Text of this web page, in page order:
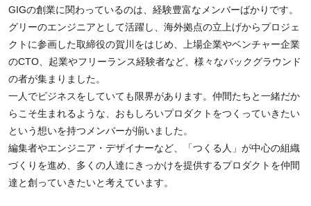
GIGの創業に関わっているのは、経験豊富なメンバーばかりです。
グリーのエンジニアとして活躍し、海外拠点の立上げからプロジェ
クトに参画した取締役の賀川をはじめ、上場企業やベンチャー企業
のCTO、起業やフリーランス経験者など、様々なバックグラウンド
の者が集まりました。
一人でビジネスをしていても限界があります。仲間たちと一緒だか
らこそ生まれるような、おもしろいプロダクトをつくっていきたい
という想いを持つメンバーが揃いました。
編集者やエンジニア・デザイナーなど、「つくる人」が中心の組織
づくりを進め、多くの人達にきっかけを提供するプロダクトを仲間
達と創っていきたいと考えています。